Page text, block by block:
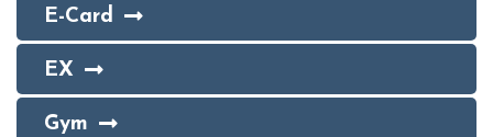
E-Card
EX
Gym